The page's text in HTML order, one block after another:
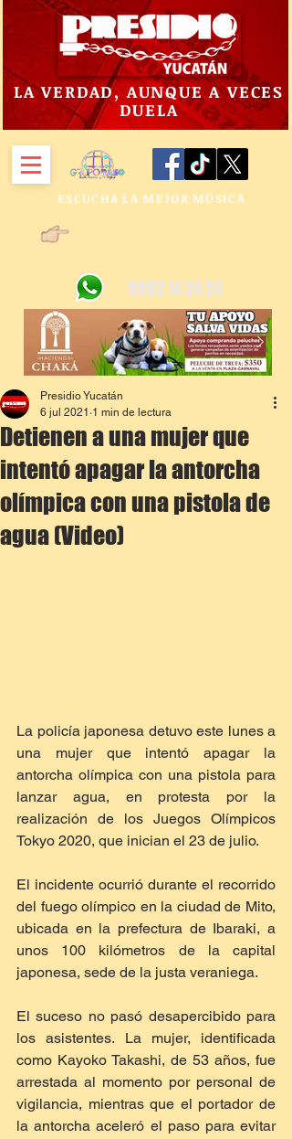
LA VERDAD, AUNQUE A VECES
DUELA
ESCUCHA LA MEJOR MÚSICA
9992 14 24 24
Detienen a una mujer que
intentó apagar la antorcha
olímpica con una pistola de
agua (Video)
Presidio Yucatán
6 jul 2021 1 min de lectura
La policía japonesa detuvo este lunes a
una mujer que intentó apagar la
antorcha olímpica con una pistola para
lanzar agua, en protesta por la
realización de los Juegos Olímpicos
Tokyo 2020, que inician el 23 de julio.
El incidente ocurrió durante el recorrido
del fuego olímpico en la ciudad de Mito,
ubicada en la prefectura de Ibaraki, a
unos 100 kilómetros de la capital
japonesa, sede de la justa veraniega.
El suceso no pasó desapercibido para
los asistentes. La mujer, identificada
como Kayoko Takashi, de 53 años, fue
arrestada al momento por personal de
vigilancia, mientras que el portador de
la antorcha aceleró el paso para evitar